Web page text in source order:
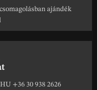
ajándék
+36 30 938 2626